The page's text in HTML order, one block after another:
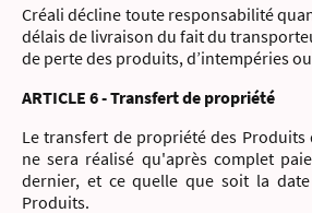
Créali décline toute responsabilité
délais de livraison du fait du
de perte des produits, d’intempéries
ARTICLE 6 - Transfert de propriété
Le transfert de propriété des Produits
ne sera réalisé qu'après complet
dernier, et ce quelle que soit la
Produits.